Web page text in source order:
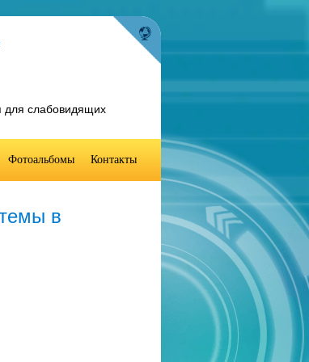
в
для слабовидящих
Фотоальбомы Контакты